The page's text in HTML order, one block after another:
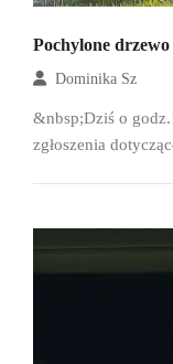
Pochylone drzewo
Dominika Sz
&nbsp;Dziś o
zgłoszenia